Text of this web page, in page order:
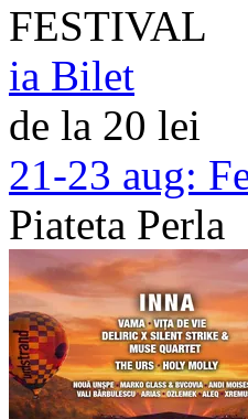
FESTIVAL
ia Bilet
de la 20 lei
21-23 aug:
Piateta Perla